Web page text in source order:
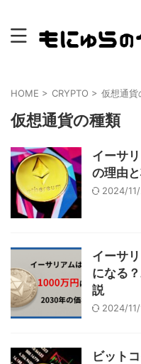
HOME > CRYPTO > 仮想通貨
仮想通貨の種類
イーサ
の理由
2024/
イーサ
になる
説
2024/
ビット